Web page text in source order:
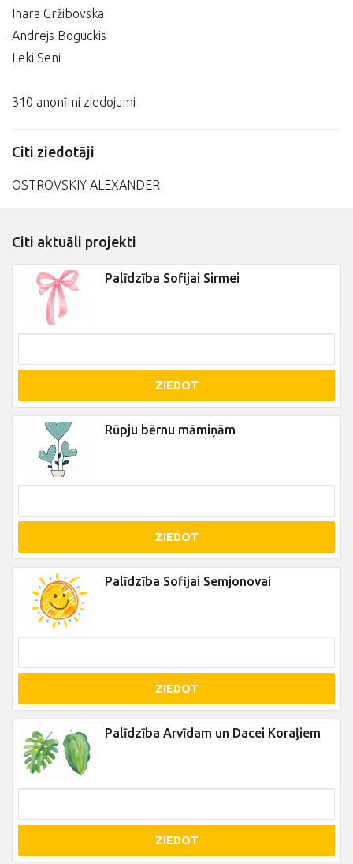
Inara Gržibovska
Andrejs Boguckis
Leki Seni
310 anonīmi ziedojumi
Citi ziedotāji
OSTROVSKIY ALEXANDER
Citi aktuāli projekti
Palīdzība Sofijai Sirmei
ZIEDOT
Rūpju bērnu māmiņām
ZIEDOT
Palīdzība Sofijai Semjonovai
ZIEDOT
Palīdzība Arvīdam un Dacei Koraļiem
ZIEDOT